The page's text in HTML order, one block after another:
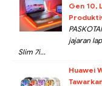
Gen 10,
jajaran
Slim 7i...
Huawei